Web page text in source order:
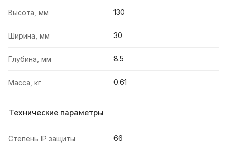
Высота, мм 130
Ширина, мм 30
Глубина, мм 8.5
Масса, кг 0.61
Технические параметры
Степень IP защиты 66